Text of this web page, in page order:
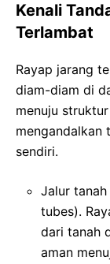
Kenali
Terlambat
Rayap jarang
diam-diam di
menuju
mengandalkan
sendiri.
Jalur
tubes).
dari tanah
aman